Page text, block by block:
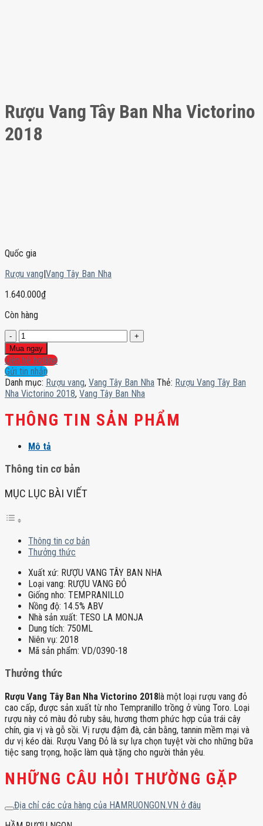
Rượu Vang Tây Ban Nha Victorino
2018
Quốc gia
Rượu vang|Vang Tây Ban Nha
1.640.000₫
Còn hàng
Rượu
Vang
Tây
Ban
Nha
Victorino
2018
số
lượng
Mua ngay
Liên hệ hotline
Gửi tin nhắn
Danh mục: Rượu vang, Vang Tây Ban Nha Thẻ: Rượu Vang Tây Ban
Nha Victorino 2018, Vang Tây Ban Nha
THÔNG TIN SẢN PHẨM
Mô tả
Thông tin cơ bản
MỤC LỤC BÀI VIẾT
Thông tin cơ bản
Thưởng thức
Xuất xứ: RƯỢU VANG TÂY BAN NHA
Loại vang: RƯỢU VANG ĐỎ
Giống nho: TEMPRANILLO
Nồng độ: 14.5% ABV
Nhà sản xuất: TESO LA MONJA
Dung tích: 750ML
Niên vụ: 2018
Mã sản phẩm: VD/0390-18
Thưởng thức
Rượu Vang Tây Ban Nha Victorino 2018là một loại rượu vang đỏ
cao cấp, được sản xuất từ nho Tempranillo trồng ở vùng Toro. Loại
rượu này có màu đỏ ruby sâu, hương thơm phức hợp của trái cây
chín, gia vị và gỗ sồi. Vị rượu đậm đà, cân bằng, tannin mềm mại và
dư vị kéo dài. Rượu Vang Đỏ là sự lựa chọn tuyệt vời cho những bữa
tiệc sang trọng, hoặc làm quà tặng cho người thân yêu.
NHỮNG CÂU HỎI THƯỜNG GẶP
Địa chỉ các cửa hàng của HAMRUONGON.VN ở đâu